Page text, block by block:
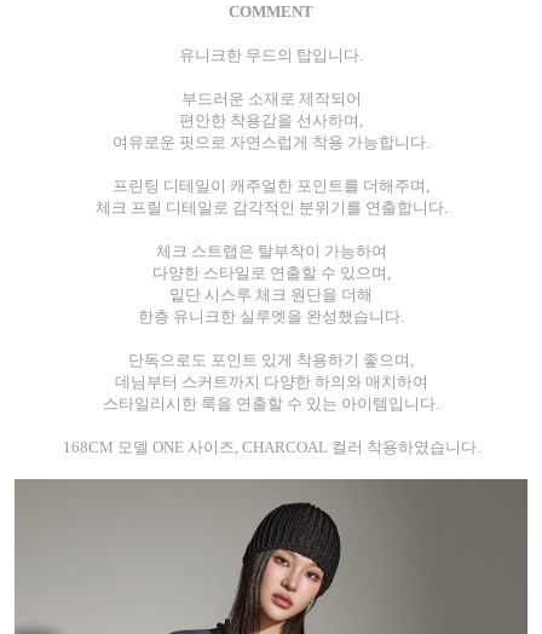
COMMENT
유니크한 무드의 탑입니다.
부드러운 소재로 제작되어
편안한 착용감을 선사하며,
여유로운 핏으로 자연스럽게 착용 가능합니다.
프린팅 디테일이 캐주얼한 포인트를 더해주며,
체크 프릴 디테일로 감각적인 분위기를 연출합니다.
체크 스트랩은 탈부착이 가능하여
다양한 스타일로 연출할 수 있으며,
밑단 시스루 체크 원단을 더해
한층 유니크한 실루엣을 완성했습니다.
단독으로도 포인트 있게 착용하기 좋으며,
데님부터 스커트까지 다양한 하의와 매치하여
스타일리시한 룩을 연출할 수 있는 아이템입니다.
168CM 모델 ONE 사이즈, CHARCOAL 컬러 착용하였습니다.